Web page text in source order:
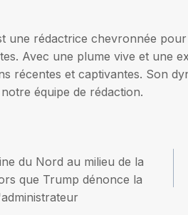
une rédactrice chevronnée
Avec une plume vive et une
récentes et captivantes. Son
équipe de rédaction.
du Nord au milieu de la
que Trump dénonce la